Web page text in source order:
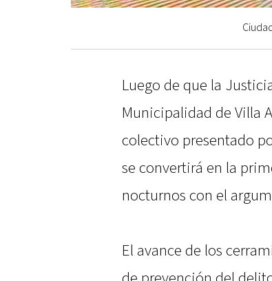
Luego de que la
Municipalidad de Villa
colectivo presentado
se convertirá en la
nocturnos con el
El avance de los